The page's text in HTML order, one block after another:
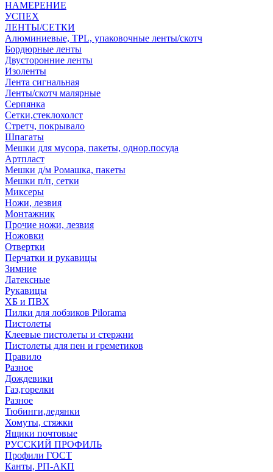
НАМЕРЕНИЕ
УСПЕХ
ЛЕНТЫ/СЕТКИ
Алюминиевые, TPL, упаковочные ленты/скотч
Бордюрные ленты
Двусторонние ленты
Изоленты
Лента сигнальная
Ленты/скотч малярные
Серпянка
Сетки,стеклохолст
Стретч, покрывало
Шпагаты
Мешки для мусора, пакеты, однор.посуда
Артпласт
Мешки д/м Ромашка, пакеты
Мешки п/п, сетки
Миксеры
Ножи, лезвия
Монтажник
Прочие ножи, лезвия
Ножовки
Отвертки
Перчатки и рукавицы
Зимние
Латексные
Рукавицы
ХБ и ПВХ
Пилки для лобзиков Pilorama
Пистолеты
Клеевые пистолеты и стержни
Пистолеты для пен и греметиков
Правило
Разное
Дождевики
Газ,горелки
Разное
Тюбинги,ледянки
Хомуты, стяжки
Ящики почтовые
РУССКИЙ ПРОФИЛЬ
Профили ГОСТ
Канты, РП-АКП